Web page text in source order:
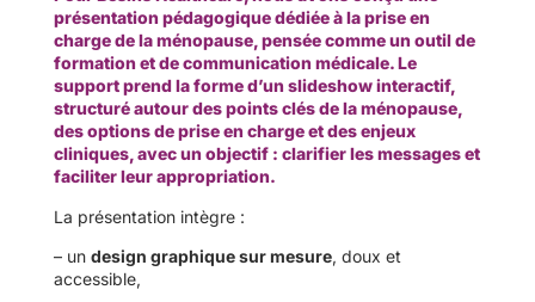
présentation pédagogique dédiée à la prise en
charge de la ménopause, pensée comme un outil de
formation et de communication médicale. Le
support prend la forme d’un slideshow interactif,
structuré autour des points clés de la ménopause,
des options de prise en charge et des enjeux
cliniques, avec un objectif : clarifier les messages et
faciliter leur appropriation.
La présentation intègre :
– un design graphique sur mesure, doux et
accessible,